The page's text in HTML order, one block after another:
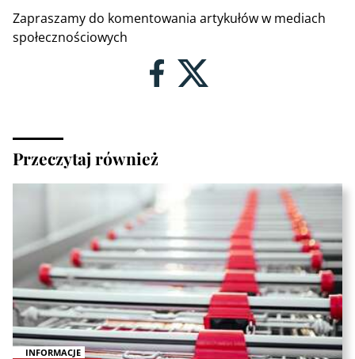
Zapraszamy do komentowania artykułów w mediach
społecznościowych
Przeczytaj również
INFORMACJE